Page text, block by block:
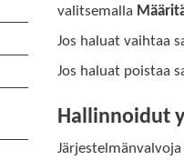
valitsemalla
Jos haluat vaihtaa
Jos haluat poistaa
Hallinnoidut